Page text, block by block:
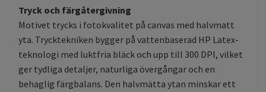
Tryck och färgåtergivning
Motivet trycks i fotokvalitet på canvas med halvmatt
yta. Trycktekniken bygger på vattenbaserad HP Latex-
teknologi med luktfria bläck och upp till 300 DPI, vilket
ger tydliga detaljer, naturliga övergångar och en
behaglig färgbalans. Den halvmätta ytan minskar ett